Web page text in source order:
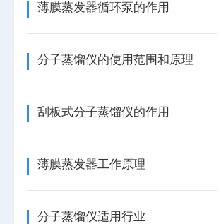
薄膜蒸发器循环泵的作用
分子蒸馏仪的使用范围和原理
刮板式分子蒸馏仪的作用
薄膜蒸发器工作原理
分子蒸馏仪适用行业